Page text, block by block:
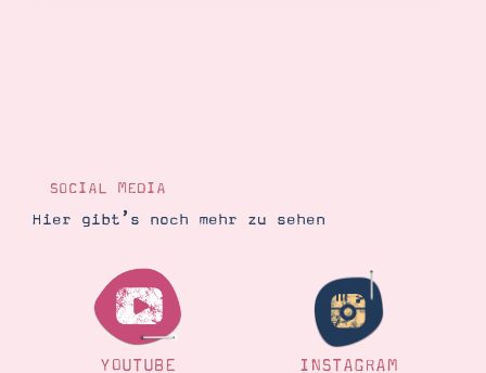
SOCIAL MEDIA
Hier gibt’s noch mehr zu sehen
YOUTUBE INSTAGRAM